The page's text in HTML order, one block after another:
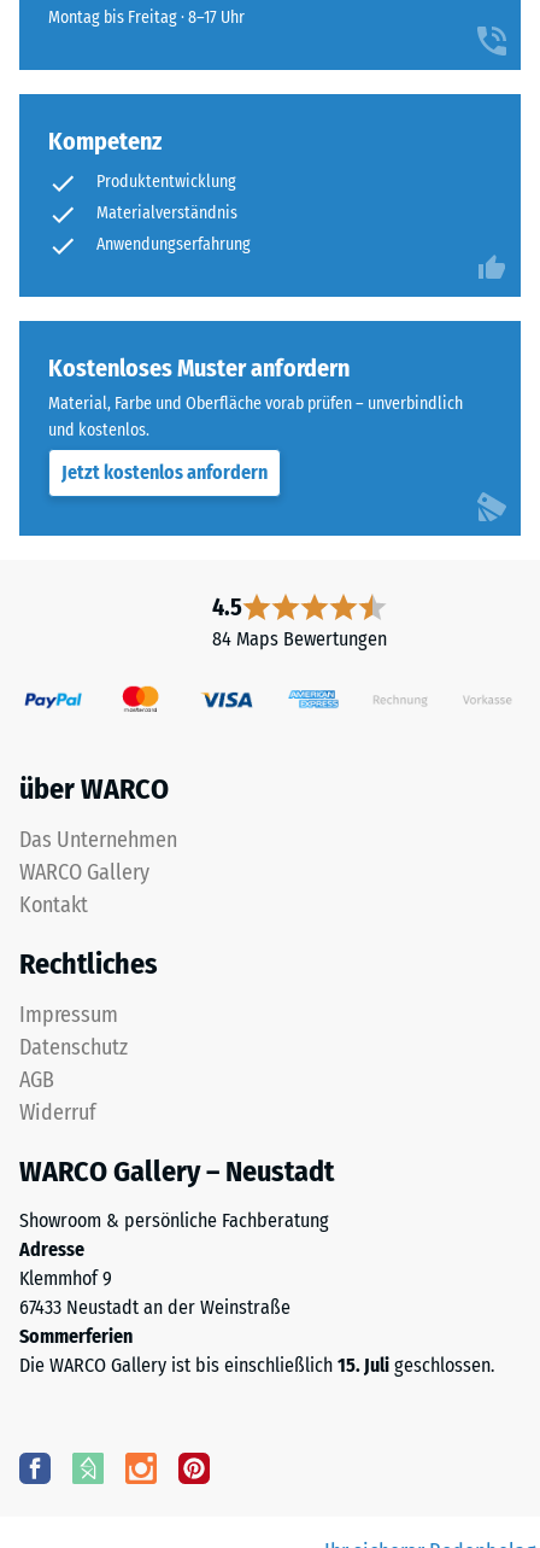
Montag bis Freitag · 8–17 Uhr
Kompetenz
Produktentwicklung
Materialverständnis
Anwendungserfahrung
Kostenloses Muster anfordern
Material, Farbe und Oberfläche vorab prüfen – unverbindlich
und kostenlos.
Jetzt kostenlos anfordern
4.5
84 Maps Bewertungen
über WARCO
Das Unternehmen
WARCO Gallery
Kontakt
Rechtliches
Impressum
Datenschutz
AGB
Widerruf
WARCO Gallery – Neustadt
Showroom & persönliche Fachberatung
Adresse
Klemmhof 9
67433 Neustadt an der Weinstraße
Sommerferien
Die WARCO Gallery ist bis einschließlich 15. Juli geschlossen.